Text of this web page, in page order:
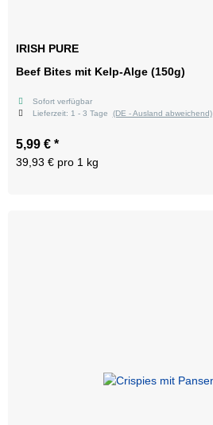
IRISH PURE
Beef Bites mit Kelp-Alge (150g)
Sofort verfügbar
Lieferzeit: 1 - 3 Tage (DE - Ausland abweichend)
5,99 € *
39,93 € pro 1 kg